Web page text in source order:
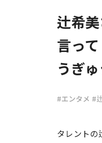
辻希
言っ
うぎ
#エンタメ #
タレントの